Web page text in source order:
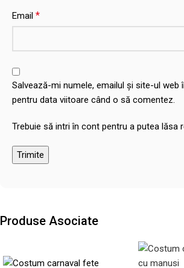
Email *
Salvează-mi numele, emailul și site-ul web
pentru data viitoare când o să comentez.
Trebuie să intri în cont pentru a putea lăsa
Produse Asociate